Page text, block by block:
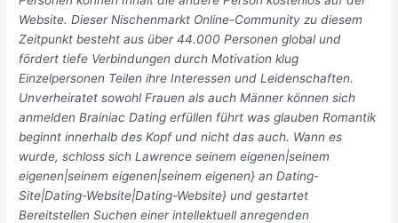
Website. Dieser Nischenmarkt Online-Community zu diesem
Zeitpunkt besteht aus über 44.000 Personen global und
fördert tiefe Verbindungen durch Motivation klug
Einzelpersonen Teilen ihre Interessen und Leidenschaften.
Unverheiratet sowohl Frauen als auch Männer können sich
anmelden Brainiac Dating erfüllen führt was glauben Romantik
beginnt innerhalb des Kopf und nicht das auch. Wann es
wurde, schloss sich Lawrence seinem eigenen|seinem
eigenen|seinem eigenen|seinem eigenen} an Dating-
Site|Dating-Website|Dating-Website} und gestartet
Bereitstellen Suchen einer intellektuell anregenden